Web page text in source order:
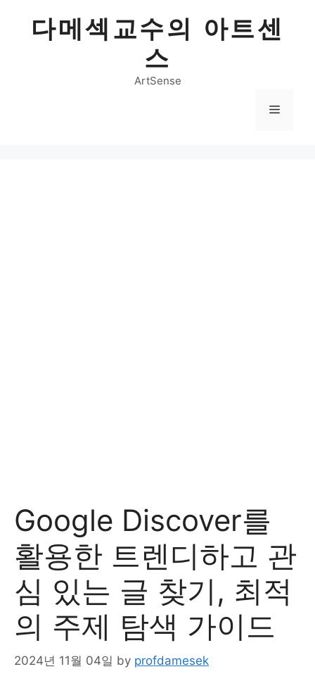
다메섹교수의 아트센
스
ArtSense
Menu
Google Discover를
활용한 트렌디하고 관
심 있는 글 찾기, 최적
의 주제 탐색 가이드
2024년 11월 04일 by profdamesek